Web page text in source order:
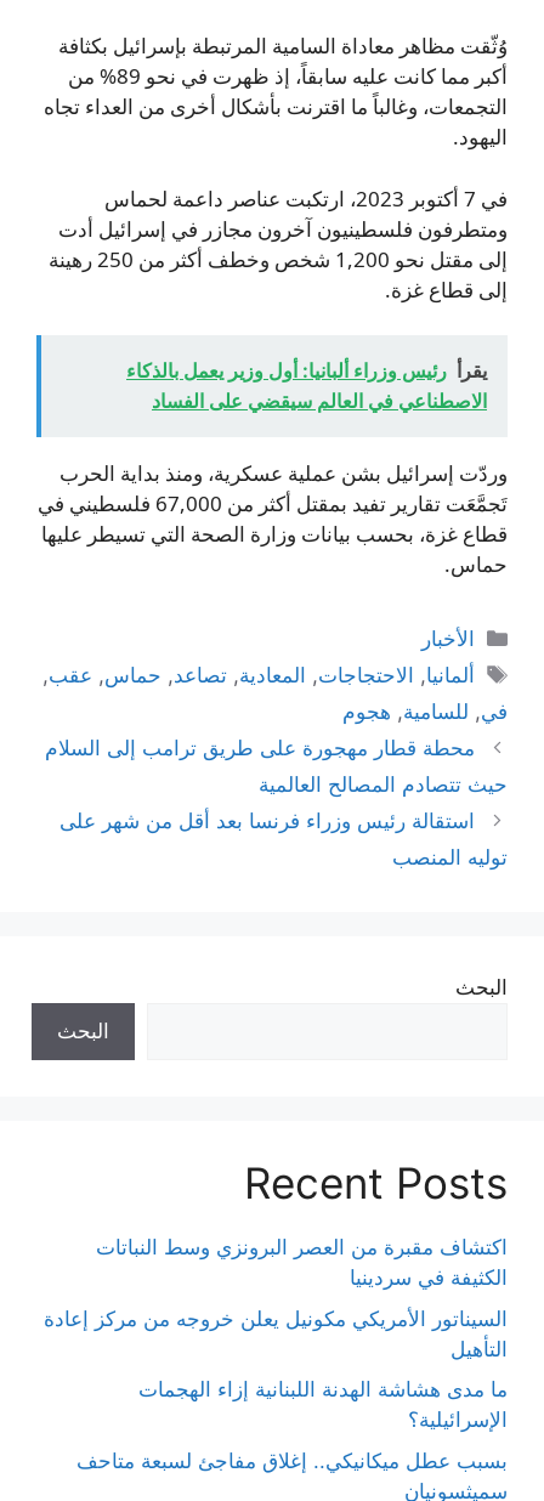
وُثّقت مظاهر معاداة السامية المرتبطة بإسرائيل بكثافة
أكبر مما كانت عليه سابقاً، إذ ظهرت في نحو 89% من
التجمعات، وغالباً ما اقترنت بأشكال أخرى من العداء تجاه
اليهود.
في 7 أكتوبر 2023، ارتكبت عناصر داعمة لحماس
ومتطرفون فلسطينيون آخرون مجازر في إسرائيل أدت
إلى مقتل نحو 1,200 شخص وخطف أكثر من 250 رهينة
إلى قطاع غزة.
يقرأ رئيس وزراء ألبانيا: أول وزير يعمل بالذكاء
الاصطناعي في العالم سيقضي على الفساد
وردّت إسرائيل بشن عملية عسكرية، ومنذ بداية الحرب
تَجمَّعَت تقارير تفيد بمقتل أكثر من 67,000 فلسطيني في
قطاع غزة، بحسب بيانات وزارة الصحة التي تسيطر عليها
حماس.
التصنيفات
الأخبار
الوسوم
ألمانيا, الاحتجاجات, المعادية,تصاعد, حماس, عقب,
في, للسامية, هجوم
محطة قطار مهجورة على طريق ترامب إلى السلام
حيث تتصادم المصالح العالمية
استقالة رئيس وزراء فرنسا بعد أقل من شهر على
توليه المنصب
البحث
البحث
Recent Posts
اكتشاف مقبرة من العصر البرونزي وسط النباتات
الكثيفة في سردينيا
السيناتور الأمريكي مكونيل يعلن خروجه من مركز إعادة
التأهيل
ما مدى هشاشة الهدنة اللبنانية إزاء الهجمات
الإسرائيلية؟
بسبب عطل ميكانيكي.. إغلاق مفاجئ لسبعة متاحف
سميثسونيان